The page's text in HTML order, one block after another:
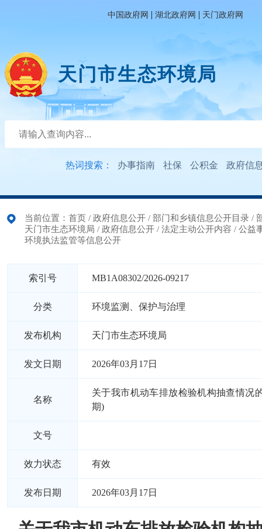
中国政府网 | 湖北政府网 | 天门政府网
天门市生态环境局
热词搜索： 办事指南 社保 公积金 政府信
当前位置： 首页 / 政府信息公开 / 部门和乡镇信息公开目录 /
天门市生态环境局 / 政府信息公开 / 法定主动公开内容 / 公益
环境执法监管等信息公开
索引号 MB1A08302/2026-09217
分类 环境监测、保护与治理
发布机构 天门市生态环境局
发文日期 2026年03月17日
名称
关于我市机动车排放检验机构抽查情况
期)
文号
效力状态 有效
发布日期 2026年03月17日